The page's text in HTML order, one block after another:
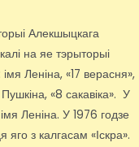
Алекшыцкага
на яе тэрыторыі
Леніна, «17 верасня»,
«8 сакавіка». У
Леніна. У 1976 годзе
яго з калгасам «Іскра».